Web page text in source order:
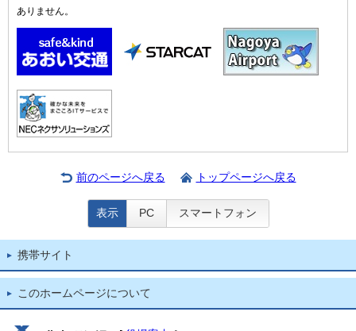
ありません。
前のページへ戻る トップページへ戻る
表示 PC スマートフォン
携帯サイト
このホームページについて